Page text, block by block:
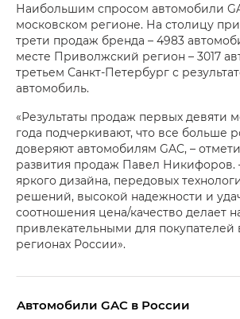
Наибольшим спросом автомобили
московском регионе. На столицу
трети продаж бренда – 4983
месте Приволжский регион – 3017
третьем Санкт-Петербург с
автомобиль.
«Результаты продаж первых девяти
года подчеркивают, что все больше
доверяют автомобилям GAC, –
развития продаж Павел Никифоров.
яркого дизайна, передовых
решений, высокой надежности и
соотношения цена/качество делает
привлекательными для покупателей
регионах России».
Aвтомобили GAC в России